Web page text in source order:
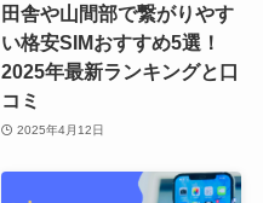
田舎や山間部で繋がりやす
い格安SIMおすすめ5選！
2025年最新ランキングと口
コミ
2025年4月12日